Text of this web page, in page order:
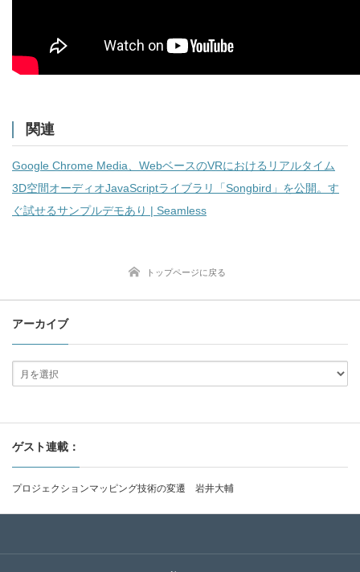
関連
Google Chrome Media、WebベースのVRにおけるリアルタイム
3D空間オーディオJavaScriptライブラリ「Songbird」を公開。す
ぐ試せるサンプルデモあり | Seamless
トップページに戻る
アーカイブ
ゲスト連載：
プロジェクションマッピング技術の変遷 岩井大輔